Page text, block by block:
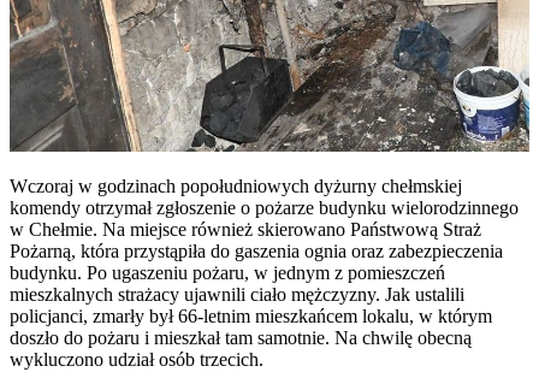
Wczoraj w godzinach popołudniowych dyżurny chełmskiej
komendy otrzymał zgłoszenie o pożarze budynku wielorodzinnego
w Chełmie. Na miejsce również skierowano Państwową Straż
Pożarną, która przystąpiła do gaszenia ognia oraz zabezpieczenia
budynku. Po ugaszeniu pożaru, w jednym z pomieszczeń
mieszkalnych strażacy ujawnili ciało mężczyzny. Jak ustalili
policjanci, zmarły był 66-letnim mieszkańcem lokalu, w którym
doszło do pożaru i mieszkał tam samotnie. Na chwilę obecną
wykluczono udział osób trzecich.